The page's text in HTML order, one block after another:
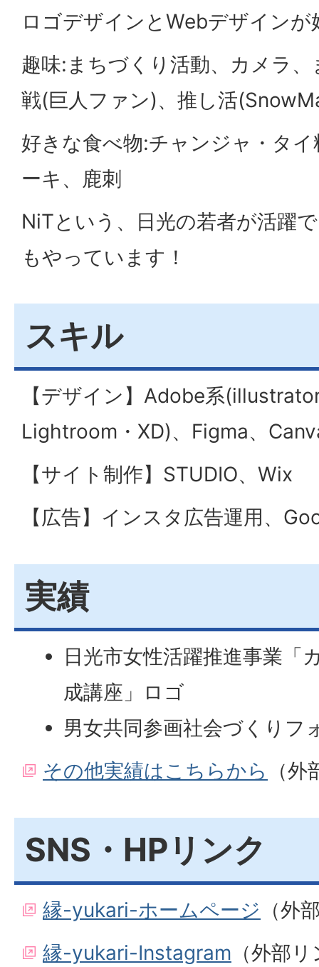
ロゴデザインとWebデザインが
趣味:まちづくり活動、カメラ
戦(巨人ファン)、推し活
好きな食べ物:チャンジャ・タ
ーキ、鹿刺
NiTという、日光の若者が活躍
もやっています！
スキル
【デザイン】Adobe系
Lightroom・XD)、Figma、
【サイト制作】STUDIO、Wix
【広告】インスタ広告運用、
実績
日光市女性活躍推進事業「
成講座」ロゴ
男女共同参画社会づくりフ
その他実績はこちらから
（
SNS・HPリンク
縁-yukari-ホームページ （外
縁-yukari-Instagram （外部